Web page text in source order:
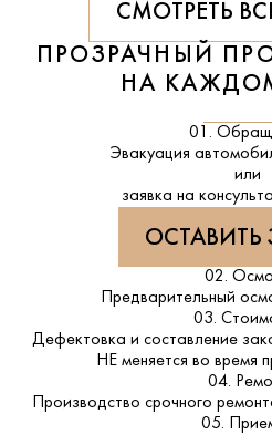
СМОТРЕТЬ
ПРОЗРАЧНЫЙ
НА
01.
Эвакуация
или
заявка на
ОСТАВИТЬ
02.
Предварительный
03.
Дефектовка и составление
НЕ меняется во время
04.
Производство срочного
05.